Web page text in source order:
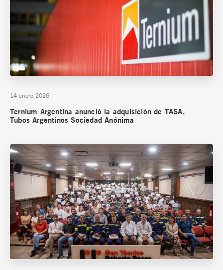
14 enero 2026
Ternium Argentina anunció la adquisición de TASA,
Tubos Argentinos Sociedad Anónima